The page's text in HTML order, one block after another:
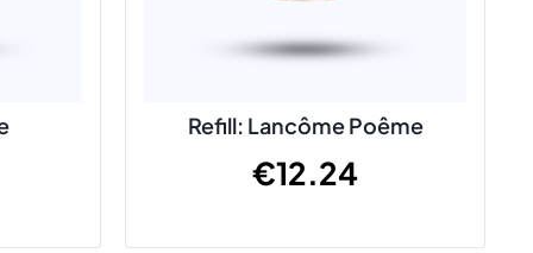
Refill: Lancôme Poême
€12.24